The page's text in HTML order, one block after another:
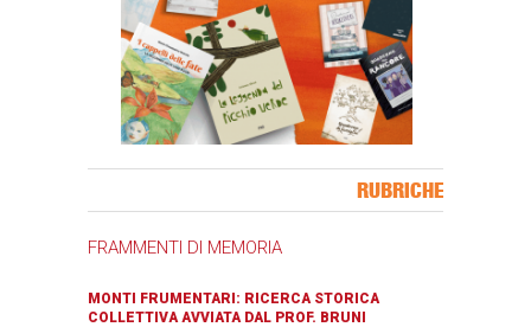
RUBRICHE
FRAMMENTI DI MEMORIA
MONTI FRUMENTARI: RICERCA STORICA
COLLETTIVA AVVIATA DAL PROF. BRUNI